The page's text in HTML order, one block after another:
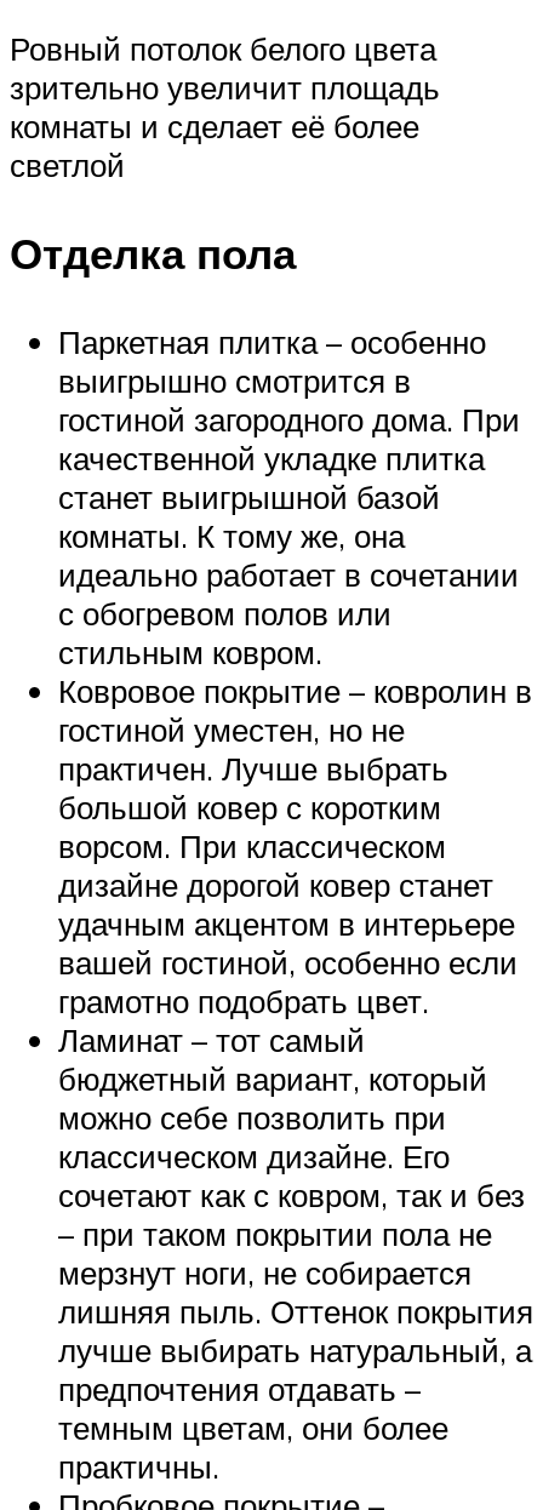
Ровный потолок белого цвета
зрительно увеличит площадь
комнаты и сделает её более
светлой
Отделка пола
Паркетная плитка – особенно
выигрышно смотрится в
гостиной загородного дома. При
качественной укладке плитка
станет выигрышной базой
комнаты. К тому же, она
идеально работает в сочетании
с обогревом полов или
стильным ковром.
Ковровое покрытие – ковролин в
гостиной уместен, но не
практичен. Лучше выбрать
большой ковер с коротким
ворсом. При классическом
дизайне дорогой ковер станет
удачным акцентом в интерьере
вашей гостиной, особенно если
грамотно подобрать цвет.
Ламинат – тот самый
бюджетный вариант, который
можно себе позволить при
классическом дизайне. Его
сочетают как с ковром, так и без
– при таком покрытии пола не
мерзнут ноги, не собирается
лишняя пыль. Оттенок покрытия
лучше выбирать натуральный, а
предпочтения отдавать –
темным цветам, они более
практичны.